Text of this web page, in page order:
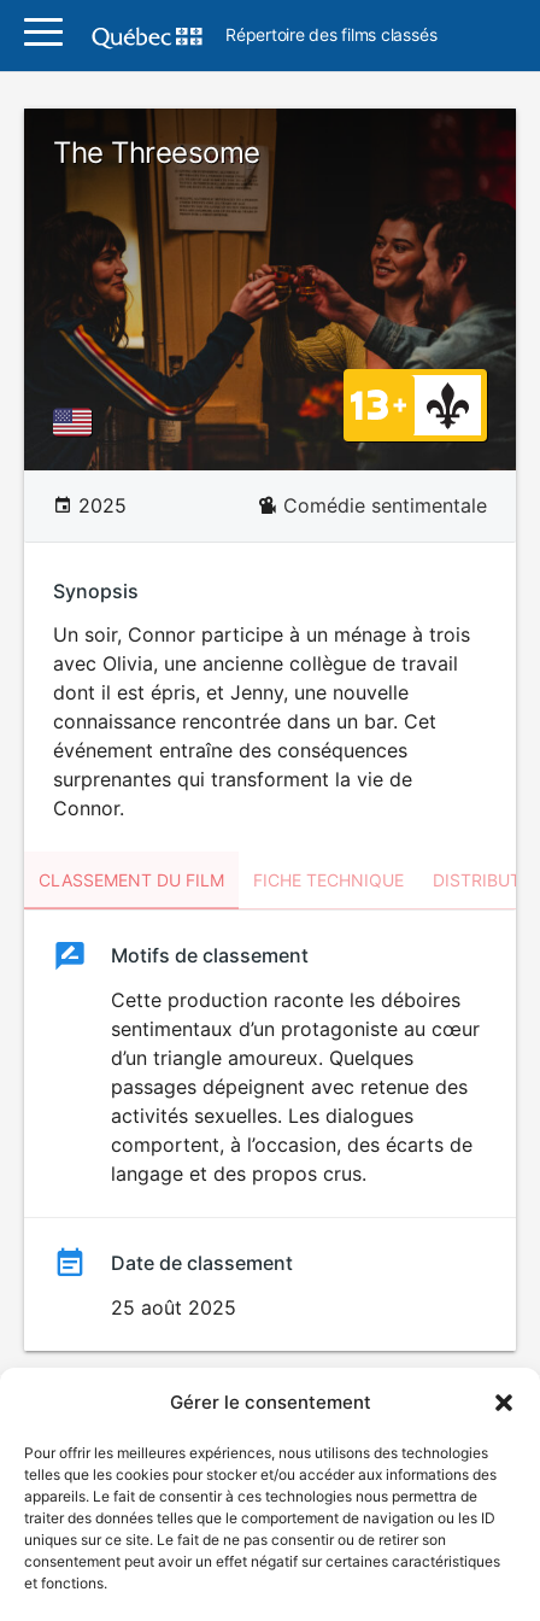
Gérer le consentement
Pour offrir les meilleures expériences, nous utilisons des technologies
telles que les cookies pour stocker et/ou accéder aux informations des
appareils. Le fait de consentir à ces technologies nous permettra de
traiter des données telles que le comportement de navigation ou les ID
uniques sur ce site. Le fait de ne pas consentir ou de retirer son
consentement peut avoir un effet négatif sur certaines caractéristiques
et fonctions.
Répertoire des films classés
The Threesome
2025 Comédie sentimentale
Synopsis
Un soir, Connor participe à un ménage à trois
avec Olivia, une ancienne collègue de travail
dont il est épris, et Jenny, une nouvelle
connaissance rencontrée dans un bar. Cet
événement entraîne des conséquences
surprenantes qui transforment la vie de
Connor.
CLASSEMENT DU FILM FICHE TECHNIQUE
ClassementClassement
Motifs de classement
Cette production raconte les déboires
sentimentaux d’un protagoniste au cœur
d’un triangle amoureux. Quelques
passages dépeignent avec retenue des
activités sexuelles. Les dialogues
comportent, à l’occasion, des écarts de
langage et des propos crus.
Date de classement
25 août 2025
© Gouvernement du Québec, 2026